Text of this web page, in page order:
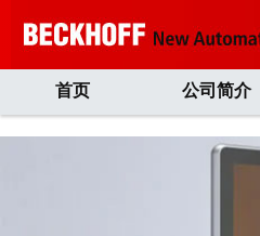
首页 公司简介